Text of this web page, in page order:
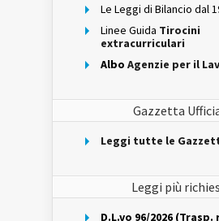
Le Leggi di Bilancio dal
Linee Guida Tirocini
extracurriculari
Albo Agenzie per il
Gazzetta
Leggi tutte le
Leggi più
D.L.vo 96/2026